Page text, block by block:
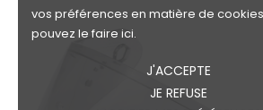
vos préférences en matière de
pouvez le faire ici.
J'ACCEPTE
JE REFUSE